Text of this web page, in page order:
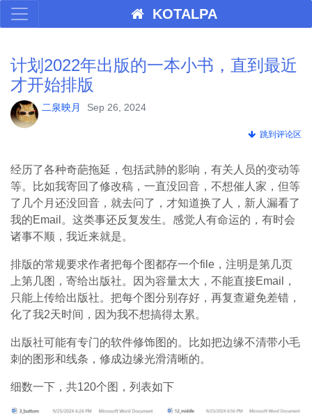
KOTALPA
计划2022年出版的一本小书，直到最近
才开始排版
二泉映月 Sep 26, 2024
跳到评论区
经历了各种奇葩拖延，包括武肺的影响，有关人员的变动等
等。比如我寄回了修改稿，一直没回音，不想催人家，但等
了几个月还没回音，就去问了，才知道换了人，新人漏看了
我的Email。这类事还反复发生。感觉人有命运的，有时会
诸事不顺，我近来就是。
排版的常规要求作者把每个图都存一个file，注明是第几页
上第几图，寄给出版社。因为容量太大，不能直接Email，
只能上传给出版社。把每个图分别存好，再复查避免差错，
化了我2天时间，因为我不想搞得太累。
出版社可能有专门的软件修饰图的。比如把边缘不清带小毛
刺的图形和线条，修成边缘光滑清晰的。
细数一下，共120个图，列表如下